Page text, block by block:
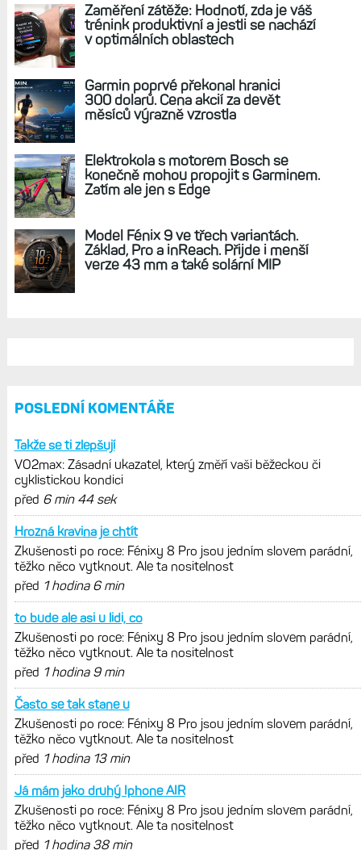
Zaměření zátěže: Hodnotí, zda je váš
trénink produktivní a jestli se nachází
v optimálních oblastech
Garmin poprvé překonal hranici
300 dolarů. Cena akcií za devět
měsíců výrazně vzrostla
Elektrokola s motorem Bosch se
konečně mohou propojit s Garminem.
Zatím ale jen s Edge
Model Fénix 9 ve třech variantách.
Základ, Pro a inReach. Přijde i menší
verze 43 mm a také solární MIP
POSLEDNÍ KOMENTÁŘE
Takže se ti zlepšují
VO2max: Zásadní ukazatel, který změří vaši běžeckou či
cyklistickou kondici
před 6 min 44 sek
Hrozná kravina je chtít
Zkušenosti po roce: Fénixy 8 Pro jsou jedním slovem parádní,
těžko něco vytknout. Ale ta nositelnost
před 1 hodina 6 min
to bude ale asi u lidi, co
Zkušenosti po roce: Fénixy 8 Pro jsou jedním slovem parádní,
těžko něco vytknout. Ale ta nositelnost
před 1 hodina 9 min
Často se tak stane u
Zkušenosti po roce: Fénixy 8 Pro jsou jedním slovem parádní,
těžko něco vytknout. Ale ta nositelnost
před 1 hodina 13 min
Já mám jako druhý Iphone AIR
Zkušenosti po roce: Fénixy 8 Pro jsou jedním slovem parádní,
těžko něco vytknout. Ale ta nositelnost
před 1 hodina 38 min